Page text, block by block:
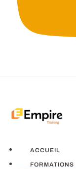
ACCUEIL
FORMATIONS